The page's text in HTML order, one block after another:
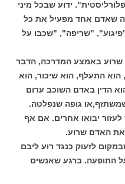
ידוע שבכל מיני
שאדם אחד מפעיל את כל
"שריפה", "שכבו על
שרוע באמצע המדרכה, הדבר
הוא התעלף, הוא שיכור, הוא
הדין באדם השוכב ערום
גופה שנפלטה.
יבואו אחרים. אם אף
את האדם שרוע.
לזעוק כנגד רוע ליבם
התופעה. ברגע שאנשים